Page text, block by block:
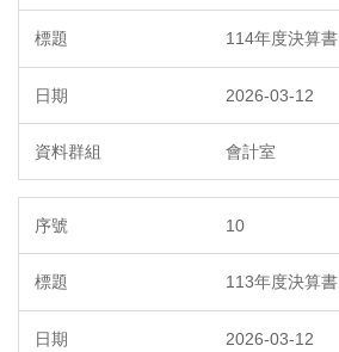
114年度決算書
2026-03-12
會計室
10
113年度決算書
2026-03-12